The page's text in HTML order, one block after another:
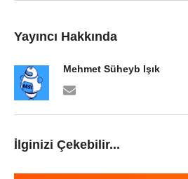
Yayıncı Hakkında
Mehmet Süheyb Işık
İlginizi Çekebilir...